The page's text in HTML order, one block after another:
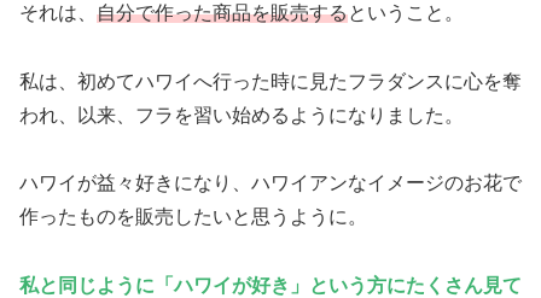
それは、 自分で作った商品を販売するということ。
私は、初めてハワイへ行った時に見たフラダンスに心を奪
われ、以来、フラを習い始めるようになりました。
ハワイが益々好きになり、ハワイアンなイメージのお花で
作ったものを販売したいと思うように。
私と同じように「ハワイが好き」という方にたくさん見て